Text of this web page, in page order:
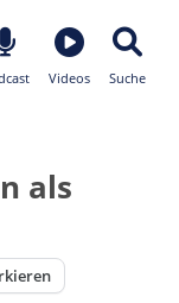
Videos Suche
als